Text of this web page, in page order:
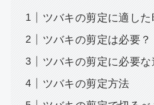
ツバキの剪定に適した
ツバキの剪定は必要？
ツバキの剪定に必要な
ツバキの剪定方法